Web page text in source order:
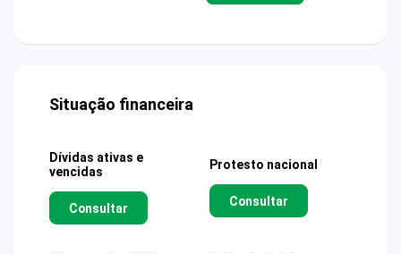
Situação financeira
Dívidas ativas e
vencidas
Consultar
Protesto nacional
Consultar